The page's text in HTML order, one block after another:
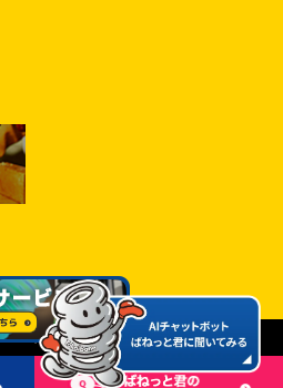
Inc. All Rights Reserved.